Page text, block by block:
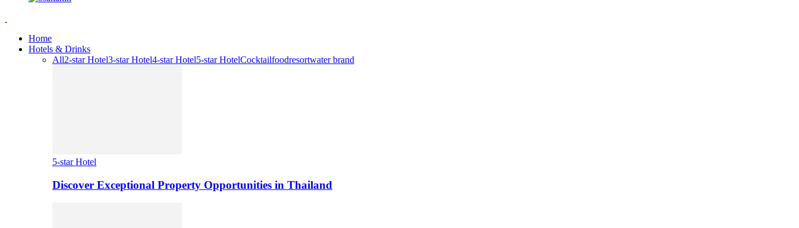
Home
Hotels & Drinks
All2-star Hotel3-star Hotel4-star Hotel5-star HotelCocktailfoodresortwater brand
5-star Hotel
Discover Exceptional Property Opportunities in Thailand